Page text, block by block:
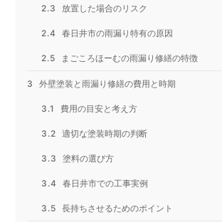
放置した場合のリスク
春日井市の雨漏り特有の原因
まごころほーむの雨漏り修繕の特徴
外壁塗装と雨漏り修繕の費用と時期
費用の目安と考え方
適切な塗装時期の判断
塗料の選び方
春日井市での工事実例
長持ちさせるためのポイント